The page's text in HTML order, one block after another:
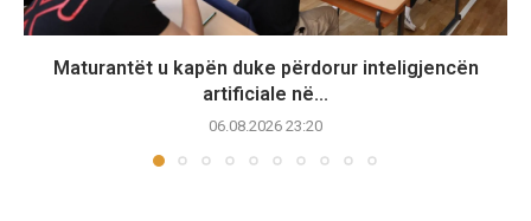
Maturantët u kapën duke përdorur inteligjencën
artificiale në...
06.08.2026 23:20